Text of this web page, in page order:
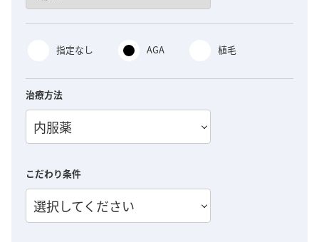
指定なし AGA 植毛
治療方法
内服薬
こだわり条件
選択してください